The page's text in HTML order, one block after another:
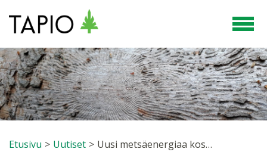
Etusivu > Uutiset > Uusi metsäenergiaa koskeva hankintasuositus julkaistiin – Tapiosta tukea suosituksen käytäntöön vientiin